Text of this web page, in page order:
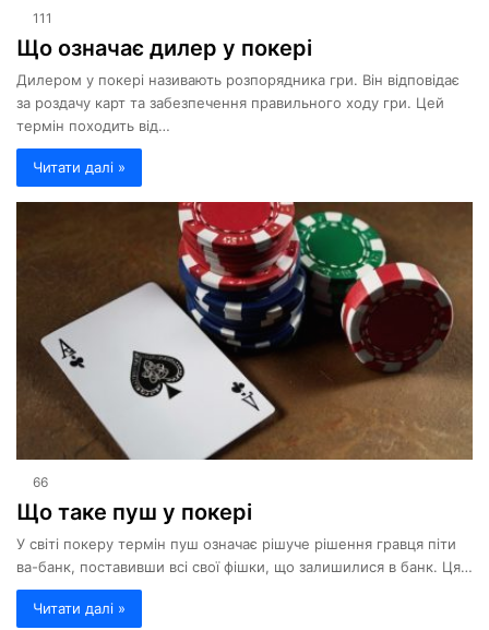
111
Що означає дилер у покері
Дилером у покері називають розпорядника гри. Він відповідає
за роздачу карт та забезпечення правильного ходу гри. Цей
термін походить від…
Читати далі »
66
Що таке пуш у покері
У світі покеру термін пуш означає рішуче рішення гравця піти
ва-банк, поставивши всі свої фішки, що залишилися в банк. Ця…
Читати далі »